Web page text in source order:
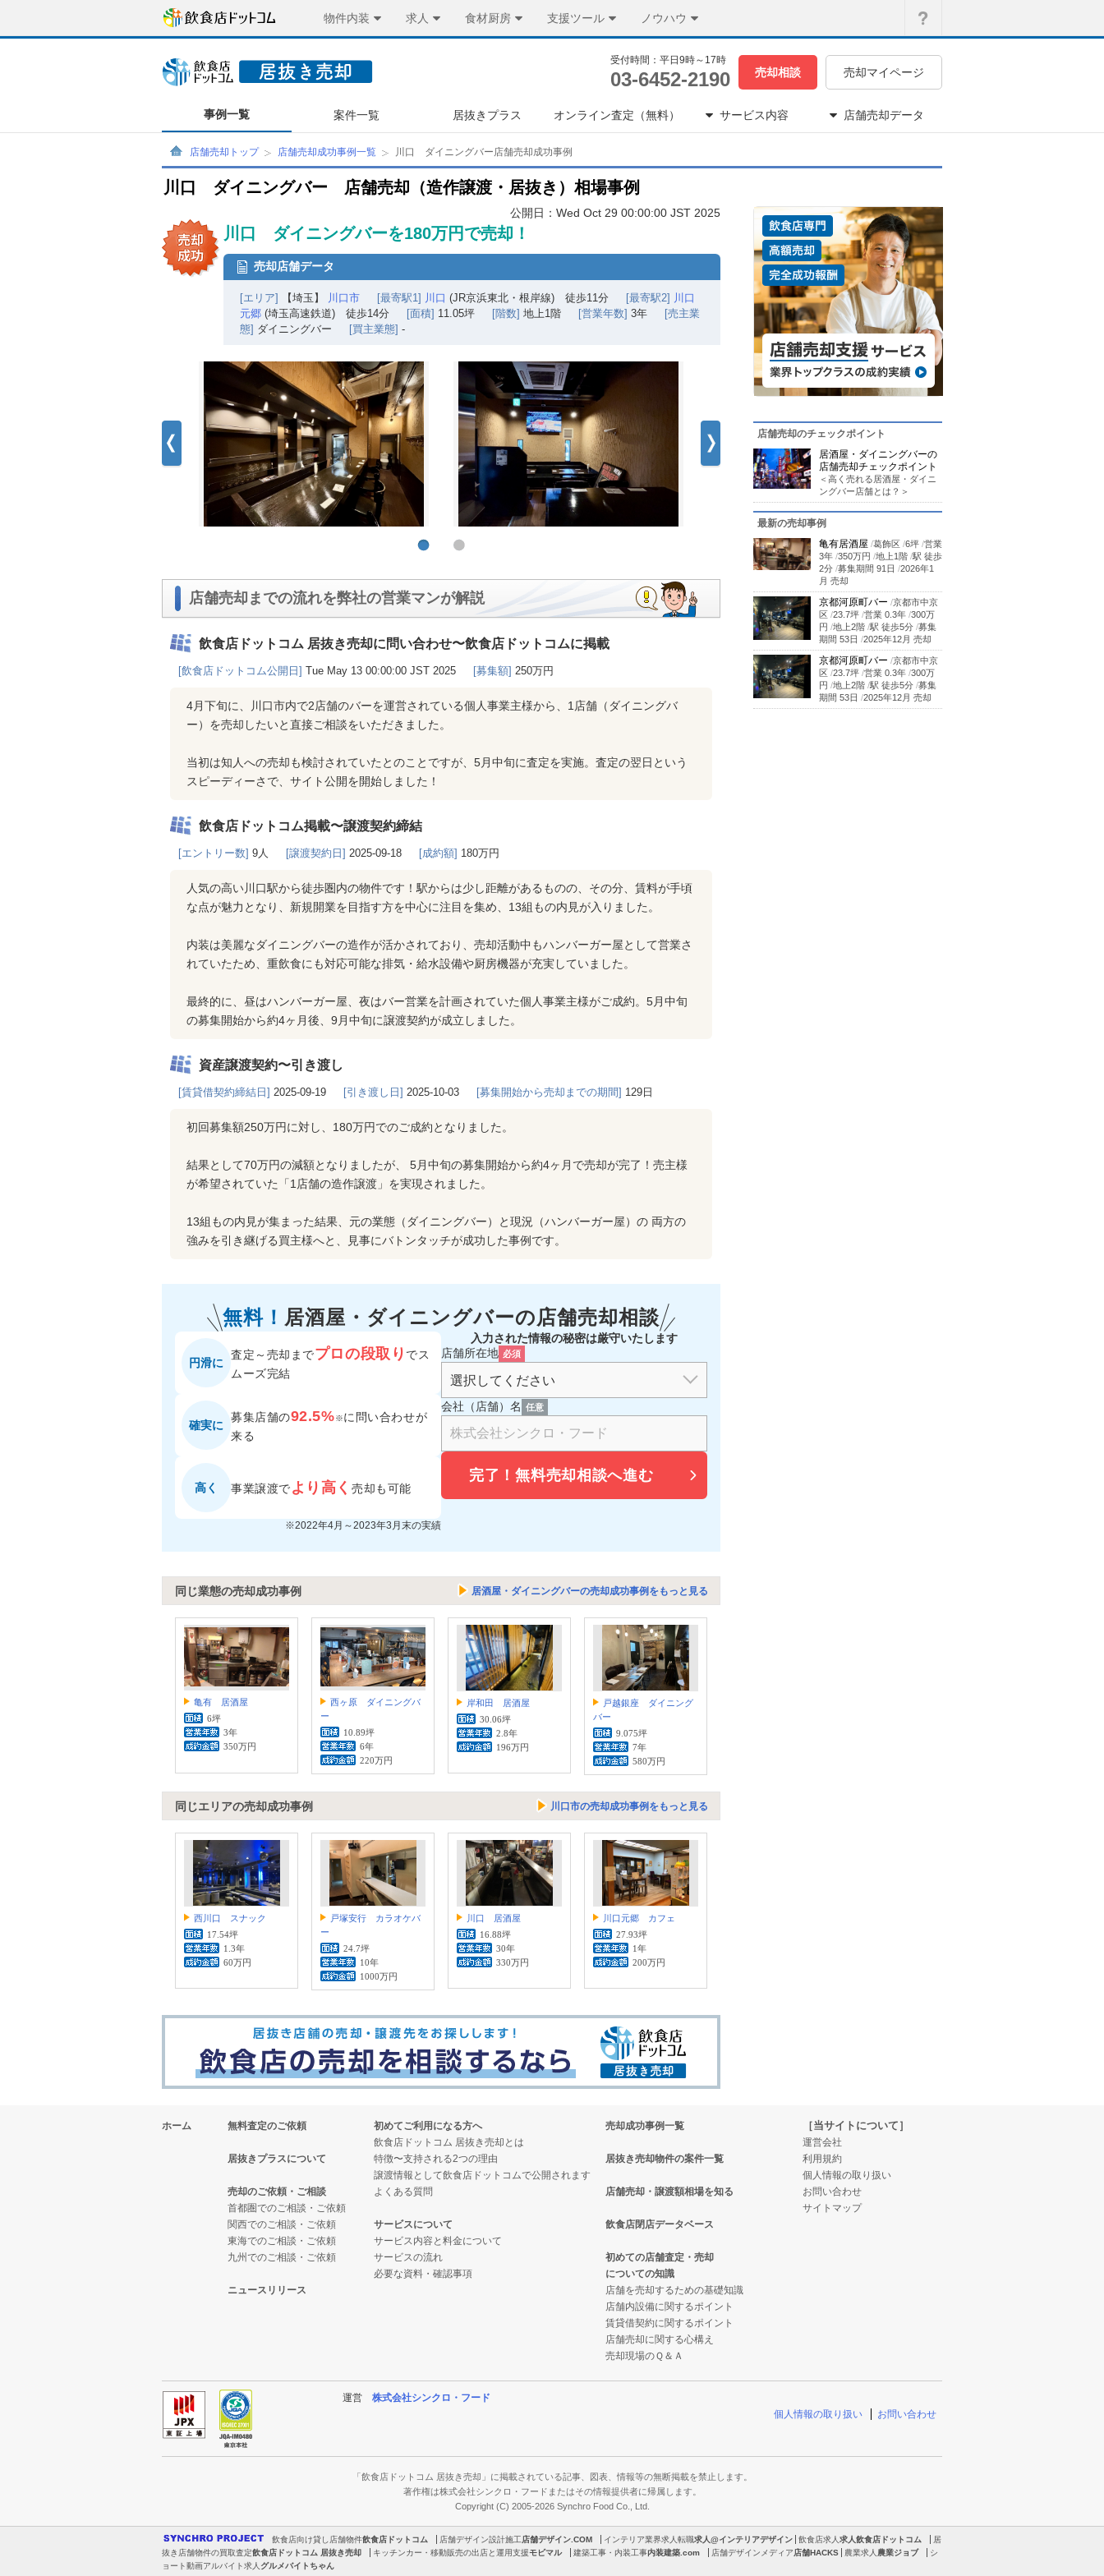
物件内装 求人 食材厨房 支援ツール ノウハウ
受付時間：平日9時～17時
03-6452-2190 売却相談 売却マイページ
事例一覧 案件一覧 居抜きプラス オンライン査定（無料） サービス内容 店舗売却データ
店舗売却トップ 店舗売却成功事例一覧 川口 ダイニングバー店舗売却成功事例
川口 ダイニングバー 店舗売却（造作譲渡・居抜き）相場事例
公開日：Wed Oct 29 00:00:00 JST 2025
川口 ダイニングバーを180万円で売却！
売却店舗データ
[エリア] 【埼玉】 川口市 [最寄駅1] 川口 (JR京浜東北・根岸線) 徒歩11分 [最寄駅2] 川口
元郷 (埼玉高速鉄道) 徒歩14分 [面積] 11.05坪 [階数] 地上1階 [営業年数] 3年
[売主業
態] ダイニングバー [買主業態] -
店舗売却までの流れを弊社の営業マンが解説
飲食店ドットコム 居抜き売却に問い合わせ〜飲食店ドットコムに掲載
[飲食店ドットコム公開日] Tue May 13 00:00:00 JST 2025 [募集額] 250万円
4月下旬に、川口市内で2店舗のバーを運営されている個人事業主様から、1店舗（ダイニングバ
ー）を売却したいと直接ご相談をいただきました。
当初は知人への売却も検討されていたとのことですが、5月中旬に査定を実施。査定の翌日という
スピーディーさで、サイト公開を開始しました！
飲食店ドットコム掲載〜譲渡契約締結
[エントリー数] 9人 [譲渡契約日] 2025-09-18 [成約額] 180万円
人気の高い川口駅から徒歩圏内の物件です！駅からは少し距離があるものの、その分、賃料が手頃
な点が魅力となり、新規開業を目指す方を中心に注目を集め、13組もの内見が入りました。
内装は美麗なダイニングバーの造作が活かされており、売却活動中もハンバーガー屋として営業さ
れていたため、重飲食にも対応可能な排気・給水設備や厨房機器が充実していました。
最終的に、昼はハンバーガー屋、夜はバー営業を計画されていた個人事業主様がご成約。5月中旬
の募集開始から約4ヶ月後、9月中旬に譲渡契約が成立しました。
資産譲渡契約〜引き渡し
[賃貸借契約締結日] 2025-09-19 [引き渡し日] 2025-10-03 [募集開始から売却までの期間] 129日
初回募集額250万円に対し、180万円でのご成約となりました。
結果として70万円の減額となりましたが、 5月中旬の募集開始から約4ヶ月で売却が完了！売主様
が希望されていた「1店舗の造作譲渡」を実現されました。
13組もの内見が集まった結果、元の業態（ダイニングバー）と現況（ハンバーガー屋）の 両方の
強みを引き継げる買主様へと、見事にバトンタッチが成功した事例です。
無料！ 居酒屋・ダイニングバーの店舗売却相談
円滑に
査定～売却までプロの段取り でス
ムーズ完結
確実に
募集店舗の92.5%※に 問い合わせが
来る
高く 事業譲渡でより高く売却も可能
※2022年4月～2023年3月末の実績
入力された情報の秘密は厳守いたします
店舗所在地 必須
会社（店舗）名 任意
完了！無料売却相談へ進む
同じ業態の売却成功事例 居酒屋・ダイニングバーの売却成功事例をもっと見る
亀有 居酒屋
6坪
3年
350万円
西ヶ原 ダイニングバ
ー
10.89坪
6年
220万円
岸和田 居酒屋
30.06坪
2.8年
196万円
戸越銀座 ダイニング
バー
9.075坪
7年
580万円
同じエリアの売却成功事例 川口市の売却成功事例をもっと見る
西川口 スナック
17.54坪
1.3年
60万円
戸塚安行 カラオケバ
ー
24.7坪
10年
1000万円
川口 居酒屋
16.88坪
30年
330万円
川口元郷 カフェ
27.93坪
1年
200万円
店舗売却のチェックポイント
居酒屋・ダイニングバーの
店舗売却チェックポイント
＜高く売れる居酒屋・ダイニ
ングバー店舗とは？＞
最新の売却事例
亀有居酒屋 /葛飾区 /6坪 /営業
3年 /350万円 /地上1階 /駅 徒歩
2分 /募集期間 91日 /2026年1
月 売却
京都河原町バー /京都市中京
区 /23.7坪 /営業 0.3年 /300万
円 /地上2階 /駅 徒歩5分 /募集
期間 53日 /2025年12月 売却
京都河原町バー /京都市中京
区 /23.7坪 /営業 0.3年 /300万
円 /地上2階 /駅 徒歩5分 /募集
期間 53日 /2025年12月 売却
ホーム 無料査定のご依頼
居抜きプラスについて
売却のご依頼・ご相談
首都圏でのご相談・ご依頼
関西でのご相談・ご依頼
東海でのご相談・ご依頼
九州でのご相談・ご依頼
ニュースリリース
初めてご利用になる方へ
飲食店ドットコム 居抜き売却とは
特徴〜支持される2つの理由
譲渡情報として飲食店ドットコムで公開されます
よくある質問
サービスについて
サービス内容と料金について
サービスの流れ
必要な資料・確認事項
売却成功事例一覧
居抜き売却物件の案件一覧
店舗売却・譲渡額相場を知る
飲食店閉店データベース
初めての店舗査定・売却
についての知識
店舗を売却するための基礎知識
店舗内設備に関するポイント
賃貸借契約に関するポイント
店舗売却に関する心構え
売却現場のＱ＆Ａ
［当サイトについて］
運営会社
利用規約
個人情報の取り扱い
お問い合わせ
サイトマップ
運営 株式会社シンクロ・フード
個人情報の取り扱い
お問い合わせ
「飲食店ドットコム 居抜き売却」に掲載されている記事、図表、情報等の無断掲載を禁止します。
著作権は株式会社シンクロ・フードまたはその情報提供者に帰属します。
Copyright (C) 2005-2026 Synchro Food Co., Ltd.
飲食店向け貸し店舗物件飲食店ドットコム 店舗デザイン設計施工店舗デザイン.COM インテリア業界求人転職求人@インテリアデザイン 飲食店求人求人飲食店ドットコム
居
抜き店舗物件の買取査定飲食店ドットコム 居抜き売却 キッチンカー・移動販売の出店と運用支援モビマル 建築工事・内装工事内装建築.com 店舗デザインメディア店舗HACKS 農業求人農業ジョブ
シ
ョート動画アルバイト求人 グルメバイトちゃん